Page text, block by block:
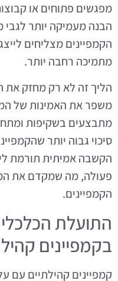
מפגשים פתוחים או
הבנה מעמיקה יותר
הקמפיינים מצליחים
מתמיכה רחבה יותר.
הליך זה לא רק מחזק
משפר את האמינות של
מתבצעים בשקיפות
סיכוי גבוה יותר
הקשבה אמיתית תורמת
פעולה, מה שמקדם את
הקמפיינים.
התועלת
בקמפיינים
קמפיינים קהילתיים עם